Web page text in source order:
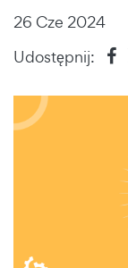
26 Cze 2024
Udostępnij: